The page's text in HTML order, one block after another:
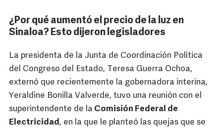
¿Por qué aumentó el precio de la luz en
Sinaloa? Esto dijeron legisladores
La presidenta de la Junta de Coordinación Política
del Congreso del Estado, Teresa Guerra Ochoa,
externó que recientemente la gobernadora interina,
Yeraldine Bonilla Valverde, tuvo una reunión con el
superintendente de la Comisión Federal de
Electricidad, en la que le planteó las quejas que se